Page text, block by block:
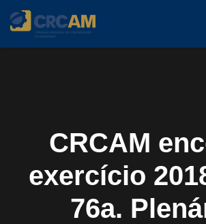
CRCAM
exercício
76a.